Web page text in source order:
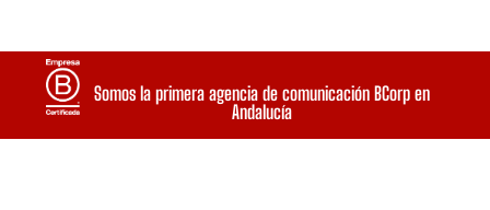
Somos la primera agencia de comunicación BCorp en
Andalucía